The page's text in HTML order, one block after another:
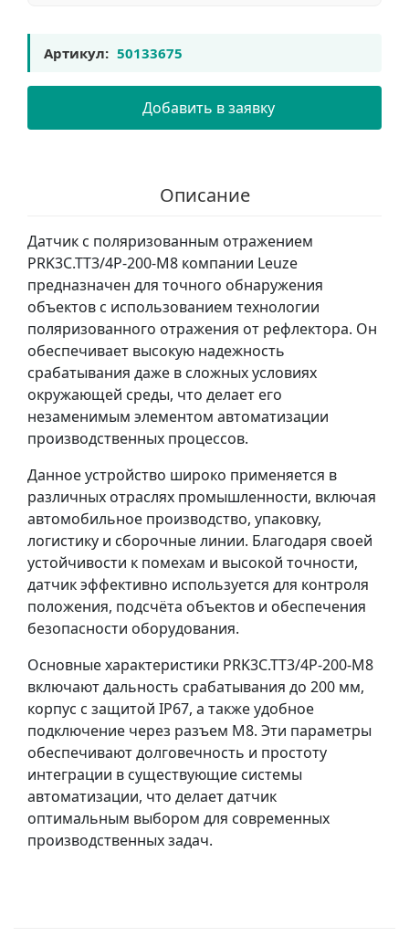
Артикул: 50133675
Добавить в заявку
Описание
Датчик с поляризованным отражением
PRK3C.TT3/4P-200-M8 компании Leuze
предназначен для точного обнаружения
объектов с использованием технологии
поляризованного отражения от рефлектора. Он
обеспечивает высокую надежность
срабатывания даже в сложных условиях
окружающей среды, что делает его
незаменимым элементом автоматизации
производственных процессов.
Данное устройство широко применяется в
различных отраслях промышленности, включая
автомобильное производство, упаковку,
логистику и сборочные линии. Благодаря своей
устойчивости к помехам и высокой точности,
датчик эффективно используется для контроля
положения, подсчёта объектов и обеспечения
безопасности оборудования.
Основные характеристики PRK3C.TT3/4P-200-M8
включают дальность срабатывания до 200 мм,
корпус с защитой IP67, а также удобное
подключение через разъем M8. Эти параметры
обеспечивают долговечность и простоту
интеграции в существующие системы
автоматизации, что делает датчик
оптимальным выбором для современных
производственных задач.